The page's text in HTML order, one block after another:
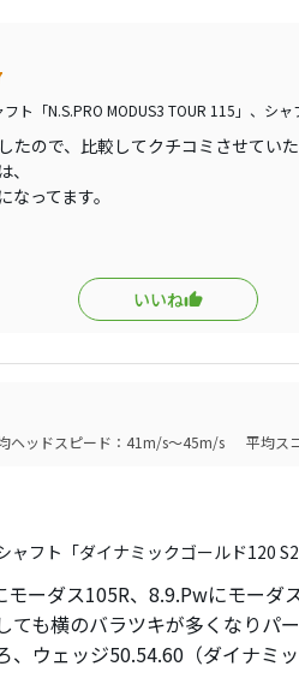
ト「N.S.PRO MODUS3 TOUR 115」、シャ
たので、比較してクチコミさせていた
ってます。
いいね
ヘッドスピード：41m/s～45m/s 平均ス
ャフト「ダイナミックゴールド120
ーダス105R、8.9.Pwにモーダ
ても横のバラツキが多くなりパ
、ウェッジ50.54.60（ダイナミ
ように振れないか相談した結